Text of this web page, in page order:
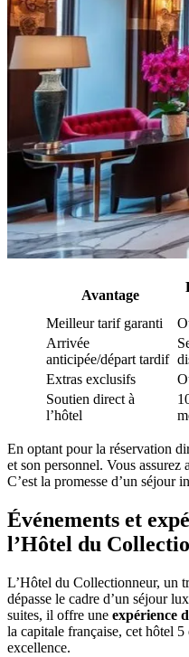
Avantage
Meilleur tarif garanti
Arrivée
anticipée/départ tardif
Extras exclusifs
Soutien direct à
l’hôtel
En optant pour la réservation
et son personnel. Vous
C’est la promesse d’un séjour
Événements et
l’Hôtel du
L’Hôtel du Collectionneur, un
dépasse le cadre d’un séjour
suites, il offre une expérience
la capitale française, cet hôtel
excellence.